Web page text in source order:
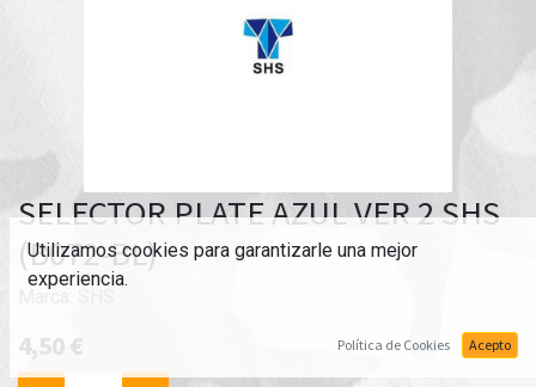
SELECTOR PLATE AZUL VER 2 SHS
(B072-BL)
Marca:
4,50€
Utilizamos cookies para garantizarle una mejor
experiencia.
Política de Cookies Acepto